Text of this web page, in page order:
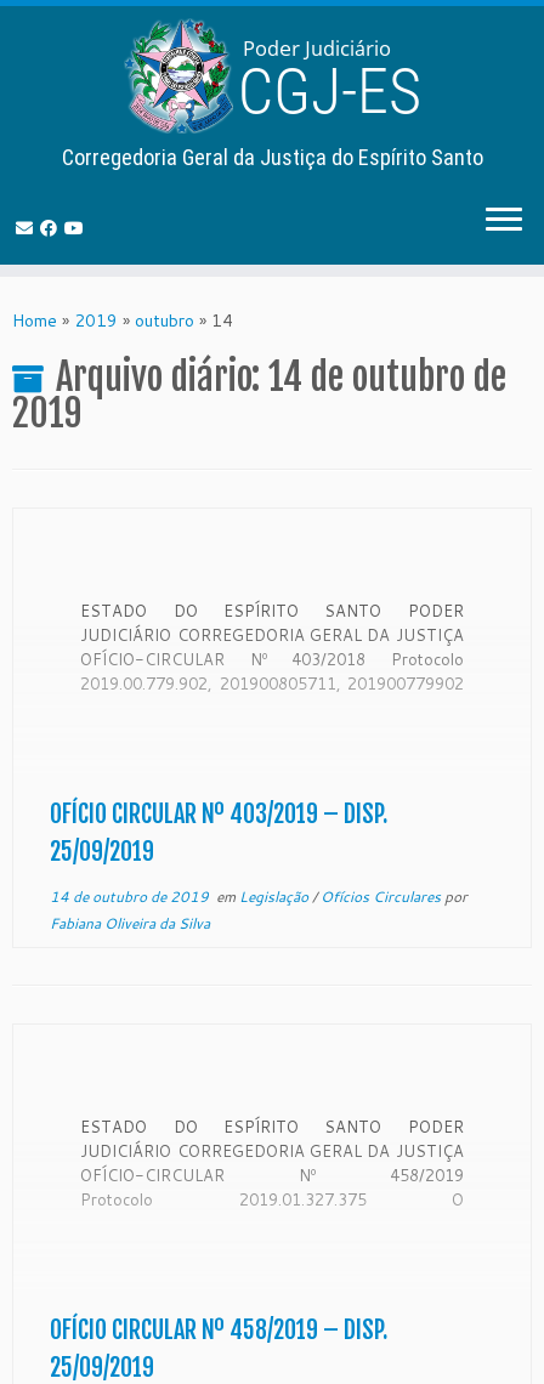
to
Corregedoria Geral da Justiça do Espírito Santo
Home » 2019 » outubro » 14
Arquivo diário: 14 de outubro de
2019
ESTADO DO ESPÍRITO SANTO PODER
JUDICIÁRIO CORREGEDORIA GERAL DA JUSTIÇA
OFÍCIO-CIRCULAR Nº 403/2018 Protocolo
2019.00.779.902, 201900805711, 201900779902
Corregedoria Geral da Justiça é órgão de
fiscalização, disciplina e orientação administrativa,
com circunscrição […]
OFÍCIO CIRCULAR Nº 403/2019 – DISP.
25/09/2019
14 de outubro de 2019em Legislação/Ofícios Circularespor
Fabiana Oliveira da Silva
ESTADO DO ESPÍRITO SANTO PODER
JUDICIÁRIO CORREGEDORIA GERAL DA JUSTIÇA
OFÍCIO-CIRCULAR Nº 458/2019
Protocolo 2019.01.327.375 O
Justiça é órgão de fiscalização, disciplina e
orientação administrativa, com circunscrição em […]
OFÍCIO CIRCULAR Nº 458/2019 – DISP.
25/09/2019